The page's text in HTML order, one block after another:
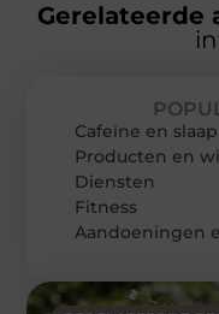
Gerelateerde
Cafeïne en slaap
Producten en
Diensten
Fitness
Aandoeningen